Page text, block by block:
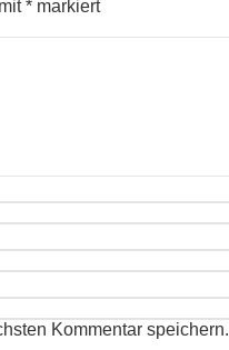
* markiert
Kommentar speichern.